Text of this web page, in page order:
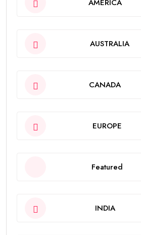
AMERICA
AUSTRALIA
CANADA
EUROPE
Featured
INDIA